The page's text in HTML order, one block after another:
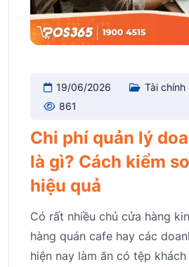
19/06/2026
Tài chính
861
Chi phí quản lý
là gì? Cách kiểm
hiệu quả
Có rất nhiều chủ cửa hàng
hàng quán cafe hay các
hiện nay làm ăn có tệp